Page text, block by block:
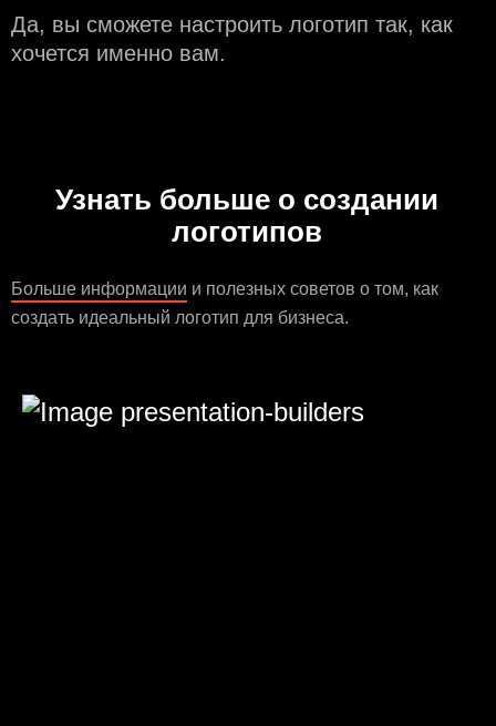
Да, вы сможете настроить логотип так, как
хочется именно вам.
Узнать больше о создании
логотипов
Больше информации и полезных советов о том, как
создать идеальный логотип для бизнеса.